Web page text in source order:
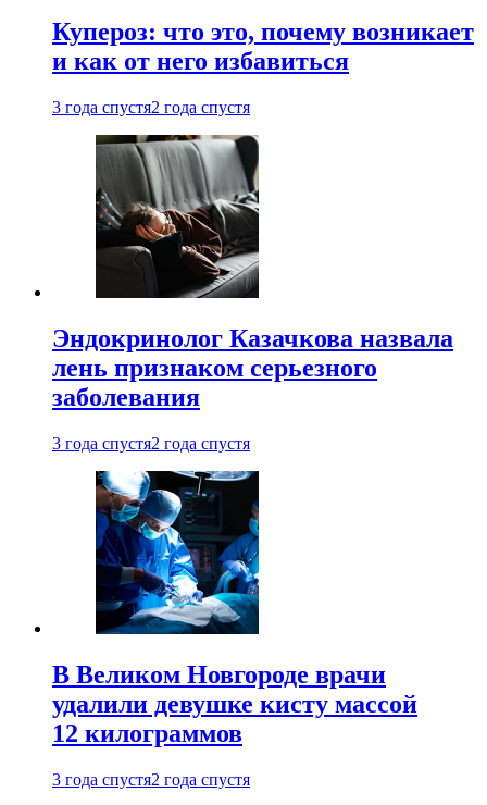
Купероз: что это, почему возникает
и как от него избавиться
3 года спустя2 года спустя
Эндокринолог Казачкова назвала
лень признаком серьезного
заболевания
3 года спустя2 года спустя
В Великом Новгороде врачи
удалили девушке кисту массой
12 килограммов
3 года спустя2 года спустя